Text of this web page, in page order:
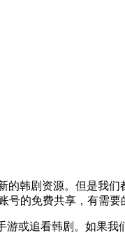
的韩剧资源。但是我
号的免费共享，有需要
或追看韩剧。如果